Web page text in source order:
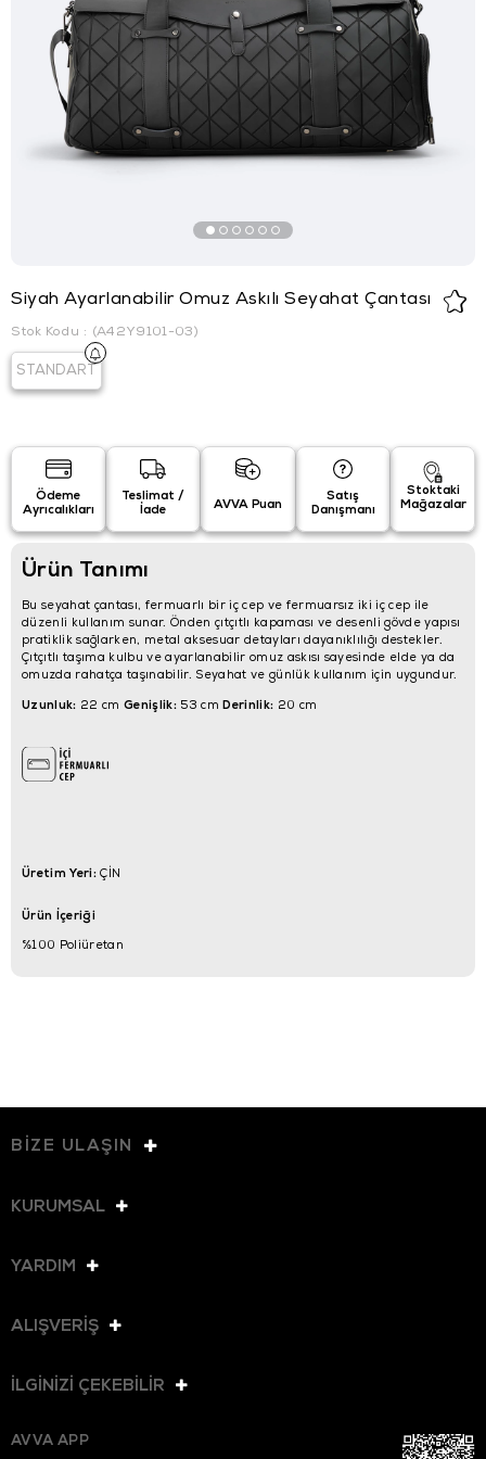
Siyah Ayarlanabilir Omuz Askılı Seyahat Çantası
Stok Kodu (A42Y9101-03)
STANDART
Ödeme
Ayrıcalıkları
Teslimat /
İade
AVVA Puan
Satış
Danışmanı
Stoktaki
Mağazalar
Ürün Tanımı
Bu seyahat çantası, fermuarlı bir iç cep ve fermuarsız iki iç cep ile
düzenli kullanım sunar. Önden çıtçıtlı kapaması ve desenli gövde yapısı
pratiklik sağlarken, metal aksesuar detayları dayanıklılığı destekler.
Çıtçıtlı taşıma kulbu ve ayarlanabilir omuz askısı sayesinde elde ya da
omuzda rahatça taşınabilir. Seyahat ve günlük kullanım için uygundur.
Uzunluk: 22 cm Genişlik:53 cmDerinlik: 20 cm
Üretim Yeri:ÇİN
Ürün İçeriği
%100 Poliüretan
BİZE ULAŞIN
KURUMSAL
YARDIM
ALIŞVERİŞ
İLGİNİZİ ÇEKEBİLİR
AVVA APP